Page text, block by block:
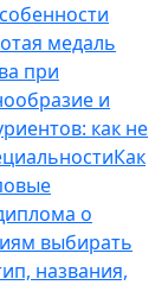
медаль
при
и
как не
Как
о
выбирать
названия,